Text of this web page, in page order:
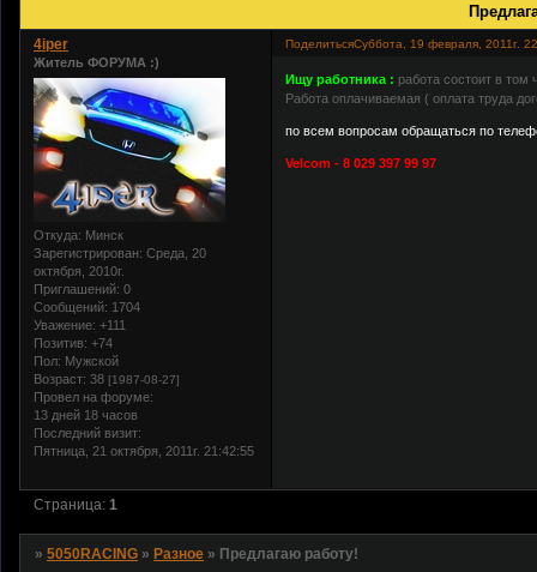
ПоделитьсяСуббота, 19 февраля, 2011г.
4iper
Житель ФОРУМА :)
Откуда: Минск
Зарегистрирован: Среда, 20
октября, 2010г.
Приглашений: 0
Сообщений: 1704
Уважение: +111
Позитив: +74
Пол: Мужской
Возраст: 38 [1987-08-27]
Провел на форуме:
13 дней 18 часов
Последний визит:
Пятница, 21 октября, 2011г. 21:42:55
Ищу работника : работа состоит в том
Работа оплачиваемая ( оплата труда
по всем вопросам обращаться по
Velcom - 8 029 397 99 97
Страница: 1
»5050RACING » Разное » Предлагаю работу!